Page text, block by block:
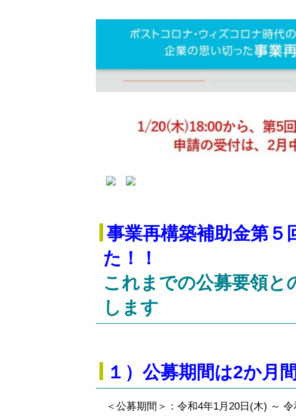
事業再構築補助金第５
た！！
これまでの公募要領と
します
１）公募期間は2か月
＜公募期間＞：令和4年1月20日(木) ～